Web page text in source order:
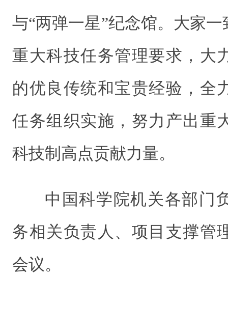
与“两弹一星”纪念馆。大家
重大科技任务管理要求，大
的优良传统和宝贵经验，全
任务组织实施，努力产出重
科技制高点贡献力量。
中国科学院机关各部门
务相关负责人、项目支撑管
会议。